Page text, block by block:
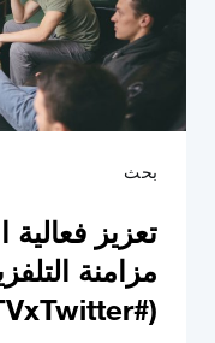
بحث
تعزيز فعالية
مزامنة
(#TVxTwitter)